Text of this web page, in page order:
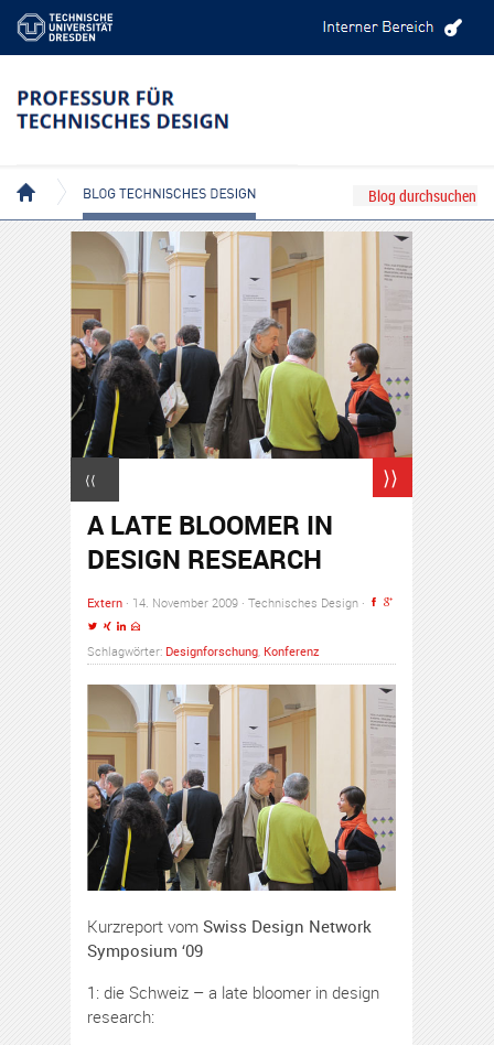
⟨⟨ ⟩⟩
A LATE BLOOMER IN
DESIGN RESEARCH
Extern · 14. November 2009 · Technisches Design ·
Schlagwörter: Designforschung, Konferenz
Kurzreport vom Swiss Design Network
Symposium ‘09
1: die Schweiz – a late bloomer in design
research: